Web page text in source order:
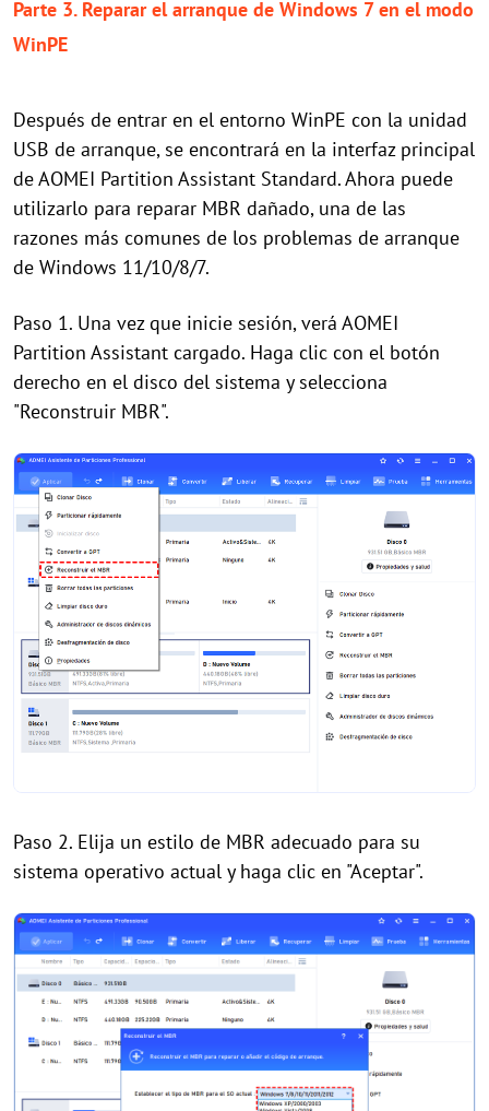
Parte 3. Reparar el arranque de Windows 7 en el modo
WinPE
Después de entrar en el entorno WinPE con la unidad
USB de arranque, se encontrará en la interfaz principal
de AOMEI Partition Assistant Standard. Ahora puede
utilizarlo para reparar MBR dañado, una de las
razones más comunes de los problemas de arranque
de Windows 11/10/8/7.
Paso 1. Una vez que inicie sesión, verá AOMEI
Partition Assistant cargado. Haga clic con el botón
derecho en el disco del sistema y selecciona
"Reconstruir MBR".
Paso 2. Elija un estilo de MBR adecuado para su
sistema operativo actual y haga clic en "Aceptar".